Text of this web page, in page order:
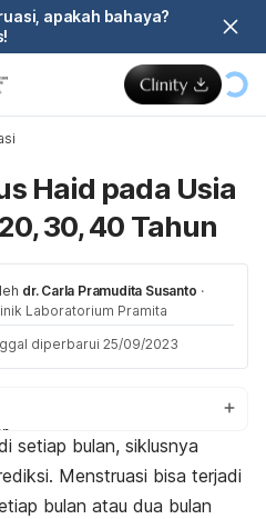
apakah bahaya?
Haid pada Usia
30, 40 Tahun
dr. Carla Pramudita Susanto ·
Laboratorium Pramita
diperbarui 25/09/2023
setiap bulan, siklusnya
Menstruasi bisa terjadi
bulan atau dua bulan